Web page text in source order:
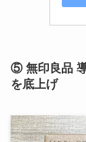
⑤ 無印良品
を底上げ